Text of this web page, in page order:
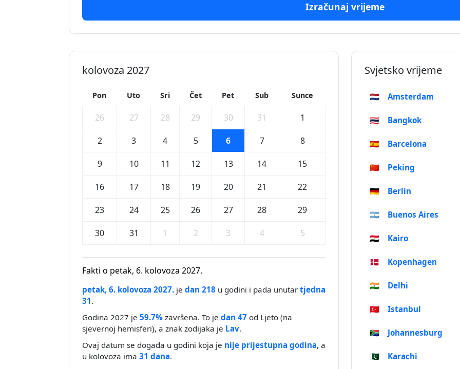
Izračunaj vrijeme
kolovoza 2027
Pon Uto Sri Čet Pet Sub Sunce
26 27 28 29 30 31 1
2 3 4 5 6 7 8
9 10 11 12 13 14 15
16 17 18 19 20 21 22
23 24 25 26 27 28 29
30 31 1 2 3 4 5
Fakti o petak, 6. kolovoza 2027.
petak, 6. kolovoza 2027. je dan 218 u godini i pada unutar tjedna
31.
Godina 2027 je 59.7% završena. To je dan 47 od Ljeto (na
sjevernoj hemisferi), a znak zodijaka je Lav.
Ovaj datum se događa u godini koja je nije prijestupna godina, a
u kolovoza ima 31 dana.
Svjetsko vrijeme
🇳🇱 Amsterdam
🇹🇭 Bangkok
🇪🇸 Barcelona
🇨🇳 Peking
🇩🇪 Berlin
🇦🇷 Buenos Aires
🇪🇬 Kairo
🇩🇰 Kopenhagen
🇮🇳 Delhi
🇹🇷 Istanbul
🇿🇦 Johannesburg
🇵🇰 Karachi